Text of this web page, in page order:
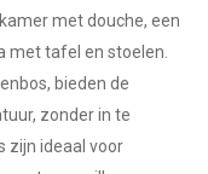
met douche, een
met tafel en stoelen.
bieden de
zonder in te
zijn ideaal voor